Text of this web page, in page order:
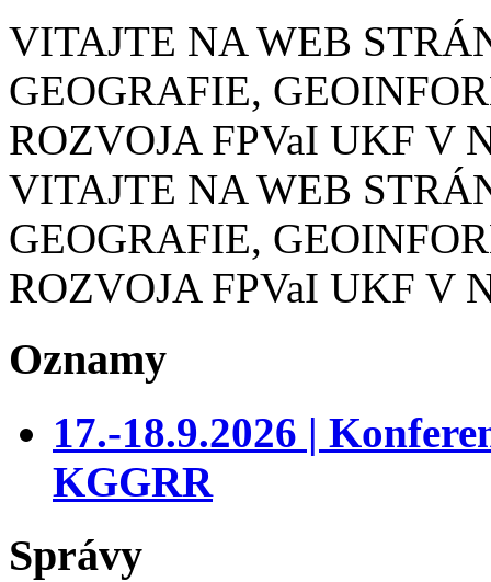
VITAJTE NA WEB
GEOGRAFIE,
ROZVOJA FPVaI UKF V
VITAJTE NA WEB
GEOGRAFIE,
ROZVOJA FPVaI UKF V
Oznamy
17.-18.9.2026 |
KGGRR
Správy